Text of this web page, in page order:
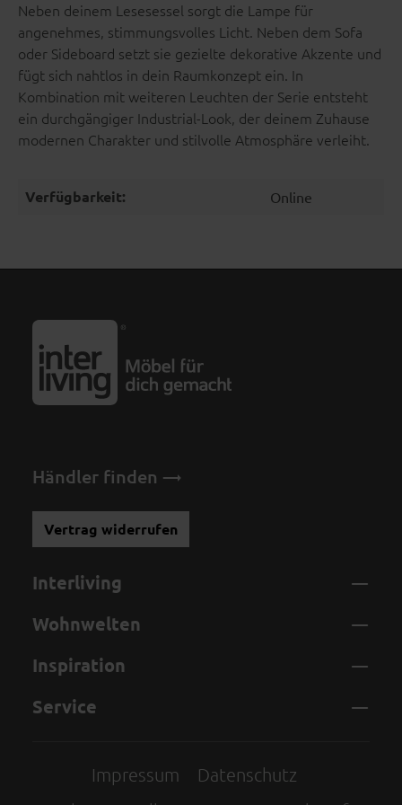
Neben deinem Lesesessel sorgt die Lampe für
angenehmes, stimmungsvolles Licht. Neben dem Sofa
oder Sideboard setzt sie gezielte dekorative Akzente und
fügt sich nahtlos in dein Raumkonzept ein. In
Kombination mit weiteren Leuchten der Serie entsteht
ein durchgängiger Industrial-Look, der deinem Zuhause
modernen Charakter und stilvolle Atmosphäre verleiht.
Verfügbarkeit: Online
Händler finden
Vertrag widerrufen
Interliving
Wohnwelten
Inspiration
Service
Impressum
Datenschutz